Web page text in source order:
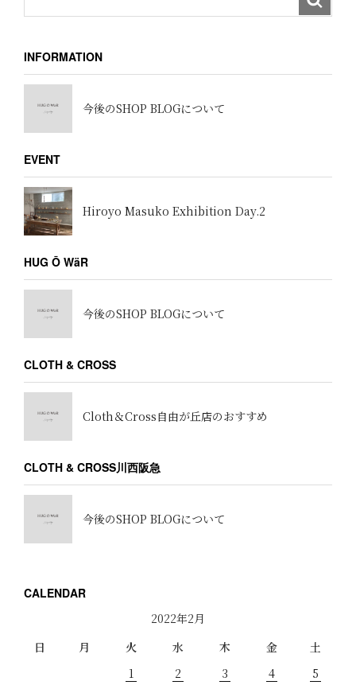
INFORMATION
今後のSHOP BLOGについて
EVENT
Hiroyo Masuko Exhibition Day.2
HUG Ō WäR
今後のSHOP BLOGについて
CLOTH & CROSS
Cloth＆Cross自由が丘店のおすすめ
CLOTH & CROSS川西阪急
今後のSHOP BLOGについて
CALENDAR
2022年2月
日
月 火 水 木 金
土
1
2 3 4
5